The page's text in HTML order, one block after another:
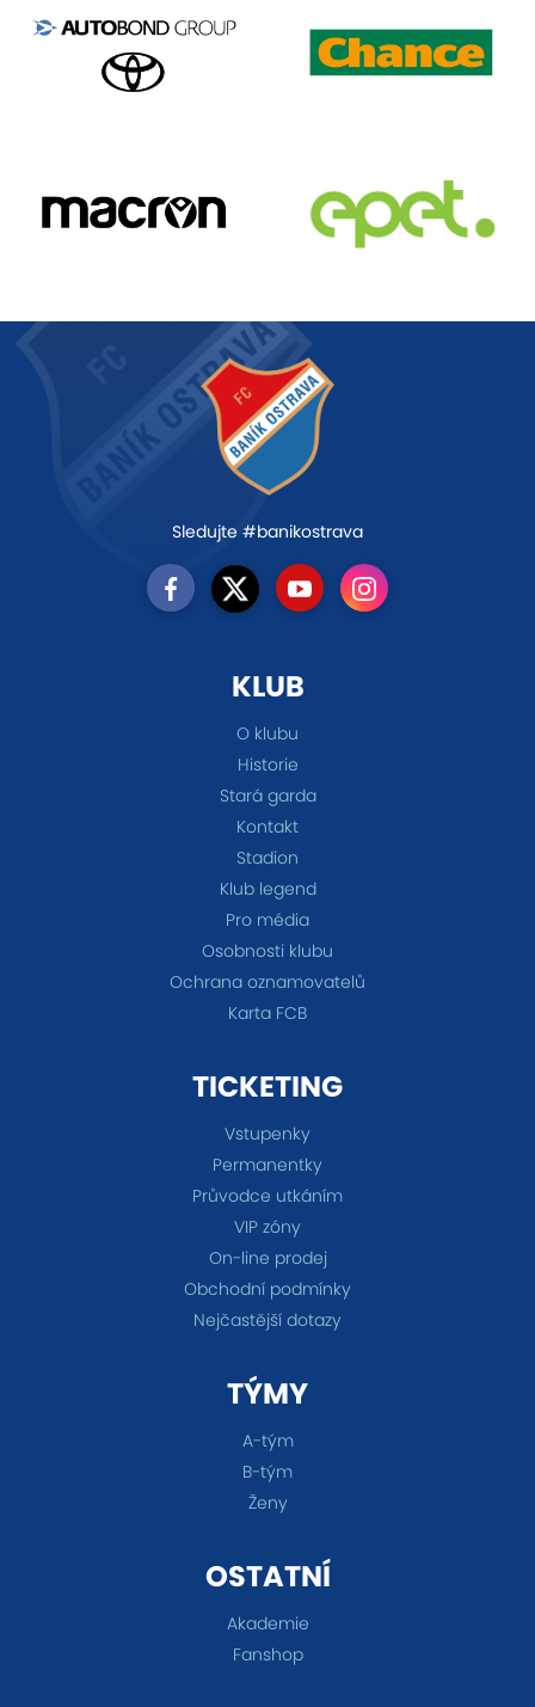
Sledujte #banikostrava
KLUB
O klubu
Historie
Stará garda
Kontakt
Stadion
Klub legend
Pro média
Osobnosti klubu
Ochrana oznamovatelů
Karta FCB
TICKETING
Vstupenky
Permanentky
Průvodce utkáním
VIP zóny
On-line prodej
Obchodní podmínky
Nejčastější dotazy
TÝMY
A-tým
B-tým
Ženy
OSTATNÍ
Akademie
Fanshop